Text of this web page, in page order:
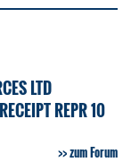
LTD
REPR 10
zum Forum